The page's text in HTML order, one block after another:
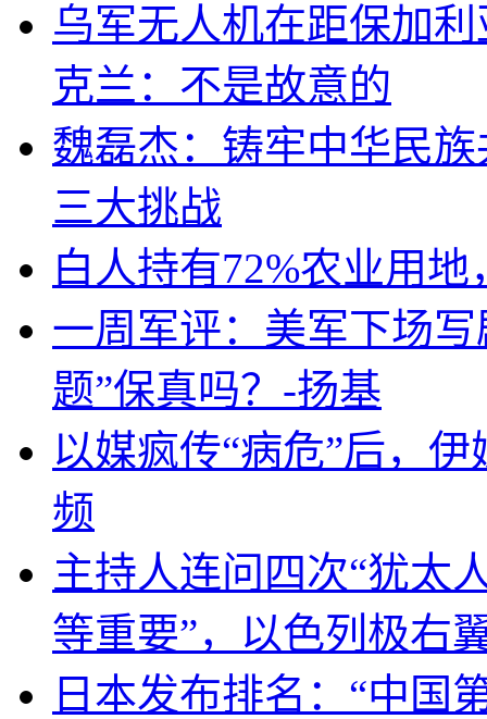
乌军无人机在距保加
克兰：不是故意的
魏磊杰：铸牢中华民
三大挑战
白人持有72%农业用
一周军评：美军下场
题”保真吗？-扬基
以媒疯传“病危”后，
频
主持人连问四次“犹太
等重要”，以色列极右
日本发布排名：“中国